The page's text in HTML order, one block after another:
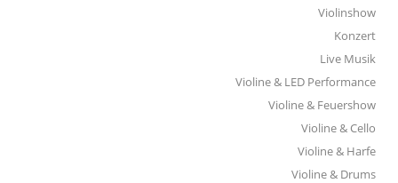
Violinshow
Konzert
Live Musik
Violine & LED Performance
Violine & Feuershow
Violine & Cello
Violine & Harfe
Violine & Drums